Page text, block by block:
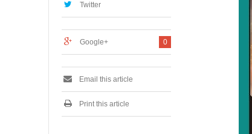
Twitter
0
Google+
Email this article
Print this article